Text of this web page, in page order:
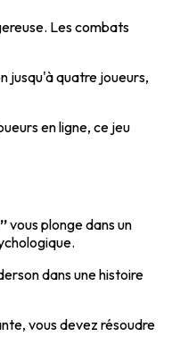
Les combats
jusqu'à quatre joueurs,
en ligne, ce jeu
vous plonge dans un
dans une histoire
vous devez résoudre